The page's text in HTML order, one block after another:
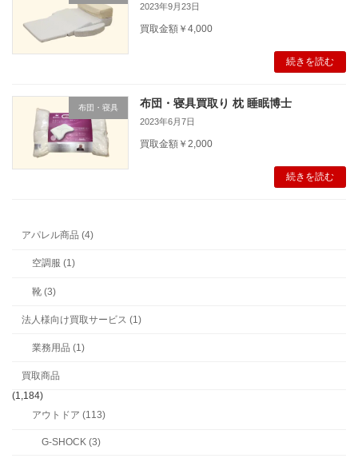
2023年9月23日
買取金額￥4,000
続きを読む
布団・寝具 布団・寝具買取り 枕 睡眠博士
2023年6月7日
買取金額￥2,000
続きを読む
アパレル商品 (4)
空調服 (1)
靴 (3)
法人様向け買取サービス (1)
業務用品 (1)
買取商品
(1,184)
アウトドア (113)
G-SHOCK (3)